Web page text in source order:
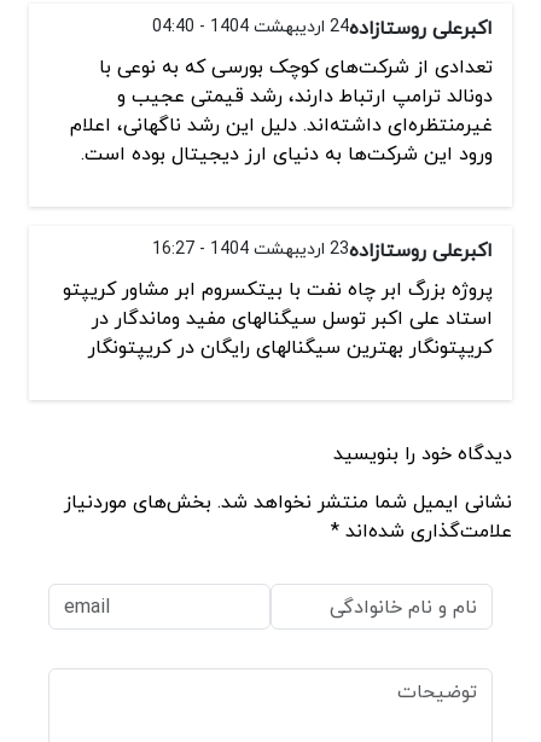
اکبرعلی روستازاده24 اردیبهشت 1404 - 04:40
تعدادی از شرکت‌های کوچک بورسی که به نوعی با
دونالد ترامپ ارتباط دارند، رشد قیمتی عجیب و
غیرمنتظره‌ای داشته‌اند. دلیل این رشد ناگهانی، اعلام
ورود این شرکت‌ها به دنیای ارز دیجیتال بوده است.
اکبرعلی روستازاده23 اردیبهشت 1404 - 16:27
پروژه بزرگ ابر چاه نفت با بیتکسروم ابر مشاور کریپتو
استاد علی اکبر توسل سیگنالهای مفید وماندگار در
کریپتونگار بهترین سیگنالهای رایگان در کریپتونگار
دیدگاه خود را بنویسید
نشانی ایمیل شما منتشر نخواهد شد. بخش‌های موردنیاز
علامت‌گذاری شده‌اند *